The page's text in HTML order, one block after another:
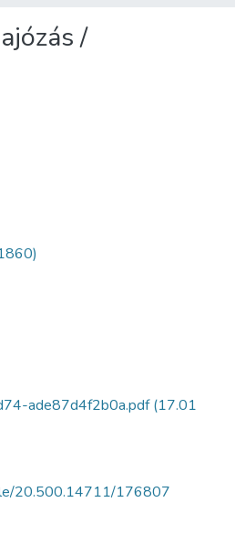
/
ade87d4f2b0a.pdf(17.01
20.500.14711/176807